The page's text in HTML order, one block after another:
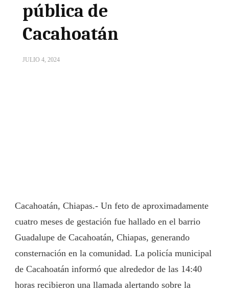
pública de
Cacahoatán
JULIO 4, 2024
Cacahoatán, Chiapas.- Un feto de aproximadamente
cuatro meses de gestación fue hallado en el barrio
Guadalupe de Cacahoatán, Chiapas, generando
consternación en la comunidad. La policía municipal
de Cacahoatán informó que alrededor de las 14:40
horas recibieron una llamada alertando sobre la